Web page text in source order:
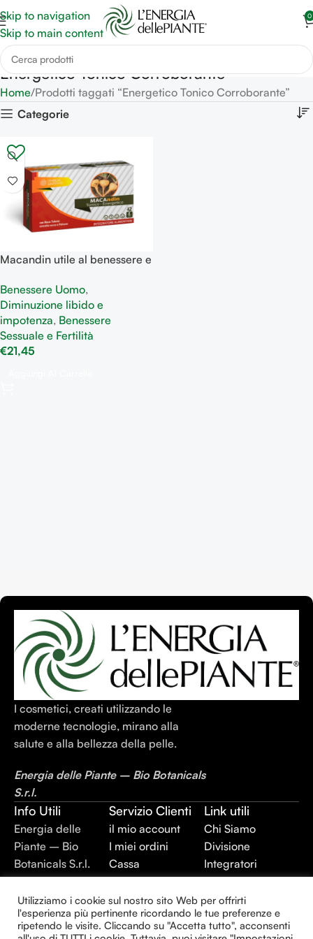
Skip to navigation
Skip to main content
0
Energetico Tonico Corroborante
Home Prodotti taggati “Energetico Tonico Corroborante”
Categorie
Macandin utile al benessere e
Benessere Uomo,
Diminuzione libido e
impotenza, Benessere
Sessuale e Fertilità
€21,45
I cosmetici, creati utilizzando le
moderne tecnologie, mirano alla
salute e alla bellezza della pelle.
Energia delle Piante – Bio Botanicals
S.r.l.
Info Utili
Energia delle
Piante – Bio
Botanicals S.r.l.
P.IVA:
02403420744
REA: BR –
143930
Servizio Clienti
il mio account
I miei ordini
Cassa
Termini e
Condizioni
Privacy Policy
Link utili
Chi Siamo
Divisione
Integratori
Alimentari
Divisione Plant
Extraction
Divisione
Utilizziamo i cookie sul nostro sito Web per offrirti
l'esperienza più pertinente ricordando le tue preferenze e
ripetendo le visite. Cliccando su "Accetta tutto", acconsenti